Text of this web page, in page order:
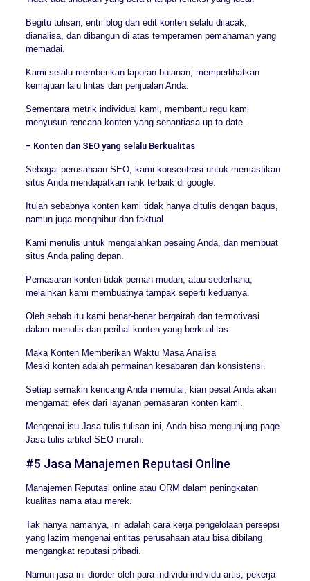
Begitu tulisan, entri blog dan edit konten selalu dilacak,
dianalisa, dan dibangun di atas temperamen pemahaman yang
memadai.
Kami selalu memberikan laporan bulanan, memperlihatkan
kemajuan lalu lintas dan penjualan Anda.
Sementara metrik individual kami, membantu regu kami
menyusun rencana konten yang senantiasa up-to-date.
– Konten dan SEO yang selalu Berkualitas
Sebagai perusahaan SEO, kami konsentrasi untuk memastikan
situs Anda mendapatkan rank terbaik di google.
Itulah sebabnya konten kami tidak hanya ditulis dengan bagus,
namun juga menghibur dan faktual.
Kami menulis untuk mengalahkan pesaing Anda, dan membuat
situs Anda paling depan.
Pemasaran konten tidak pernah mudah, atau sederhana,
melainkan kami membuatnya tampak seperti keduanya.
Oleh sebab itu kami benar-benar bergairah dan termotivasi
dalam menulis dan perihal konten yang berkualitas.
Maka Konten Memberikan Waktu Masa Analisa
Meski konten adalah permainan kesabaran dan konsistensi.
Setiap semakin kencang Anda memulai, kian pesat Anda akan
mengamati efek dari layanan pemasaran konten kami.
Mengenai isu Jasa tulis tulisan ini, Anda bisa mengunjung page
Jasa tulis artikel SEO murah.
#5 Jasa Manajemen Reputasi Online
Manajemen Reputasi online atau ORM dalam peningkatan
kualitas nama atau merek.
Tak hanya namanya, ini adalah cara kerja pengelolaan persepsi
yang lazim mengenai entitas perusahaan atau bisa dibilang
mengangkat reputasi pribadi.
Namun jasa ini diorder oleh para individu-individu artis, pekerja